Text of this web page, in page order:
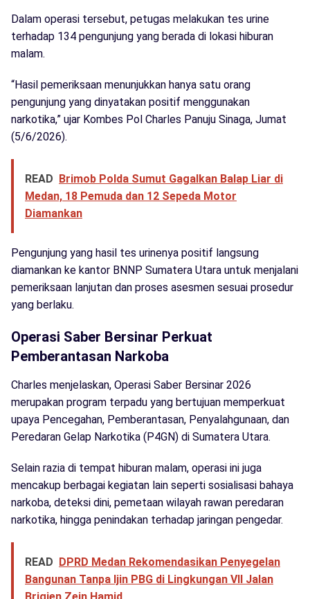
Dalam operasi tersebut, petugas melakukan tes urine
terhadap 134 pengunjung yang berada di lokasi hiburan
malam.
“Hasil pemeriksaan menunjukkan hanya satu orang
pengunjung yang dinyatakan positif menggunakan
narkotika,” ujar Kombes Pol Charles Panuju Sinaga, Jumat
(5/6/2026).
READ Brimob Polda Sumut Gagalkan Balap Liar di
Medan, 18 Pemuda dan 12 Sepeda Motor
Diamankan
Pengunjung yang hasil tes urinenya positif langsung
diamankan ke kantor BNNP Sumatera Utara untuk menjalani
pemeriksaan lanjutan dan proses asesmen sesuai prosedur
yang berlaku.
Operasi Saber Bersinar Perkuat
Pemberantasan Narkoba
Charles menjelaskan, Operasi Saber Bersinar 2026
merupakan program terpadu yang bertujuan memperkuat
upaya Pencegahan, Pemberantasan, Penyalahgunaan, dan
Peredaran Gelap Narkotika (P4GN) di Sumatera Utara.
Selain razia di tempat hiburan malam, operasi ini juga
mencakup berbagai kegiatan lain seperti sosialisasi bahaya
narkoba, deteksi dini, pemetaan wilayah rawan peredaran
narkotika, hingga penindakan terhadap jaringan pengedar.
READ DPRD Medan Rekomendasikan Penyegelan
Bangunan Tanpa Ijin PBG di Lingkungan VII Jalan